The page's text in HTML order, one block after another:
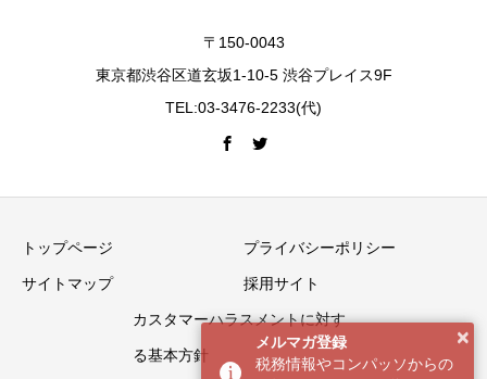
〒150-0043
東京都渋谷区道玄坂1-10-5 渋谷プレイス9F
TEL:03-3476-2233(代)
トップページ プライバシーポリシー
サイトマップ 採用サイト
カスタマーハラスメントに対す
る基本方針
×
メルマガ登録
税務情報やコンパッソからの